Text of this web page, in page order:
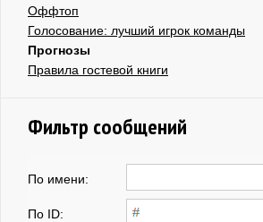
Оффтоп
Голосование: лучший игрок команды
Прогнозы
Правила гостевой книги
Фильтр сообщений
По имени:
По ID: